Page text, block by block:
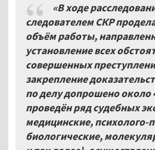
«В ходе
следователем СКР
объём работы,
установление всех
совершенных
закрепление
по делу допрошено около
проведён ряд судебных
медицинские, психолого-
биологические,